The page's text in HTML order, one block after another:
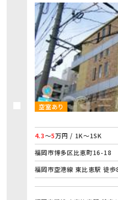
空室あり
4.3～5万円 / 1K～1SK
福岡市博多区比恵町16-18
福岡市空港線 東比恵駅 徒歩